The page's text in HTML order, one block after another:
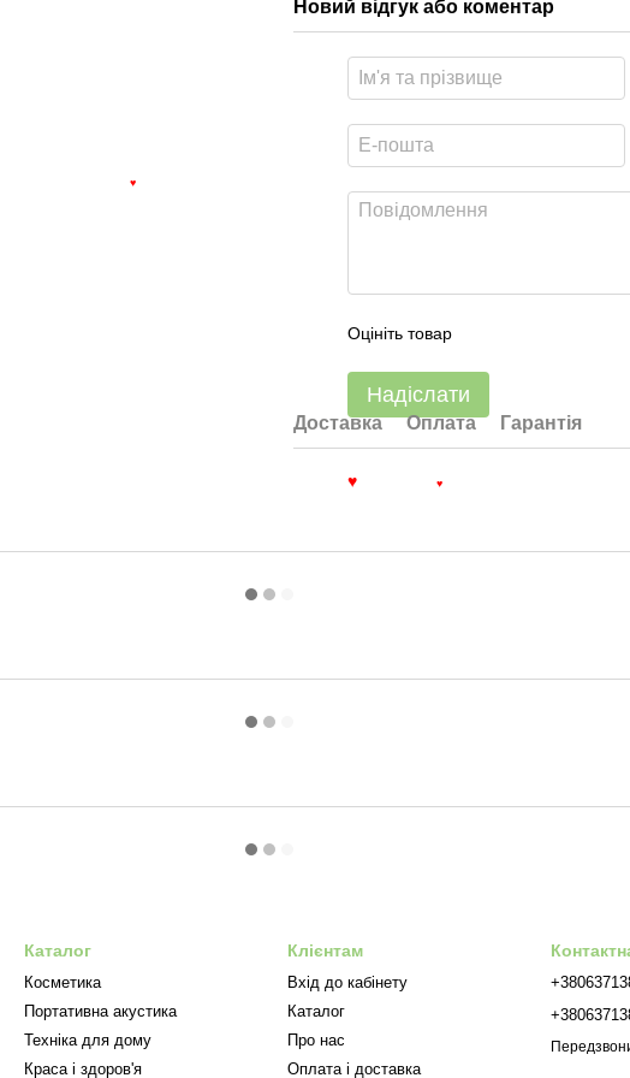
Новий відгук або коментар
Оцініть товар
Надіслати
Доставка Оплата Гарантія
Каталог
Косметика
Портативна акустика
Техніка для дому
Краса і здоров'я
Клієнтам
Вхід до кабінету
Каталог
Про нас
Оплата і доставка